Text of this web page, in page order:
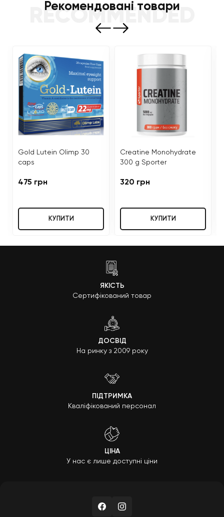
RECOMMENDED
Рекомендовані товари
Gold Lutein Olimp 30
caps
475 грн
КУПИТИ
Creatine Monohydrate
300 g Sporter
320 грн
КУПИТИ
ЯКІСТЬ
Сертифікований товар
ДОСВІД
На ринку з 2009 року
ПІДТРИМКА
Кваліфікований персонал
ЦІНА
У нас є лише доступні ціни